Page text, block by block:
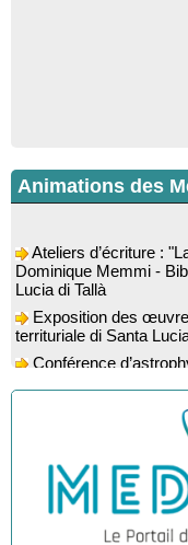
Animations des
Dominique Memmi -
Lucia di Tallà
territuriale di Santa
l’astrophysicien Paul
Bicchisgià
Exposition des
"Racines, peintures
Animation : "Petits
Bicchisgià
Veillée de contes à